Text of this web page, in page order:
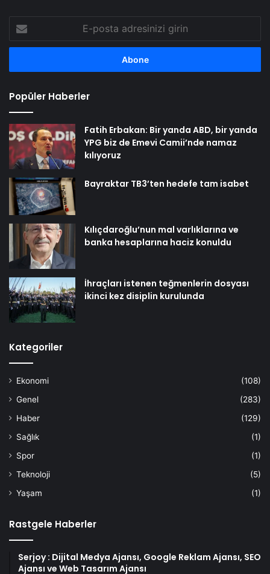
posta
adresinizi
Popüler Haberler
Fatih Erbakan: Bir yanda ABD, bir yanda
YPG biz de Emevi Camii’nde namaz
kılıyoruz
Bayraktar TB3’ten hedefe tam isabet
Kılıçdaroğlu’nun mal varlıklarına ve
banka hesaplarına haciz konuldu
İhraçları istenen teğmenlerin dosyası
ikinci kez disiplin kurulunda
Kategoriler
Ekonomi
(108)
Genel
(283)
Haber
(129)
Sağlık
(1)
Spor
(1)
Teknoloji
(5)
Yaşam
(1)
Rastgele Haberler
Serjoy : Dijital Medya Ajansı, Google Reklam Ajansı, SEO
Ajansı ve Web Tasarım Ajansı